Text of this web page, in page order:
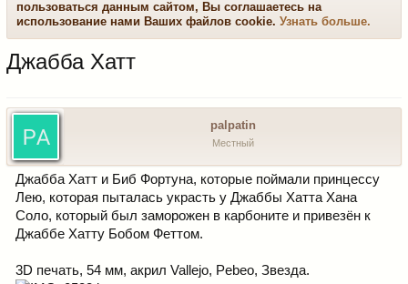
пользоваться данным сайтом, Вы соглашаетесь на
использование нами Ваших файлов cookie. Узнать больше.
Джабба Хатт
palpatin
Местный
Джабба Хатт и Биб Фортуна, которые поймали принцессу
Лею, которая пыталась украсть у Джаббы Хатта Хана
Соло, который был заморожен в карбоните и привезён к
Джаббе Хатту Бобом Феттом.
3D печать, 54 мм, акрил Vallejo, Pebeo, Звезда.